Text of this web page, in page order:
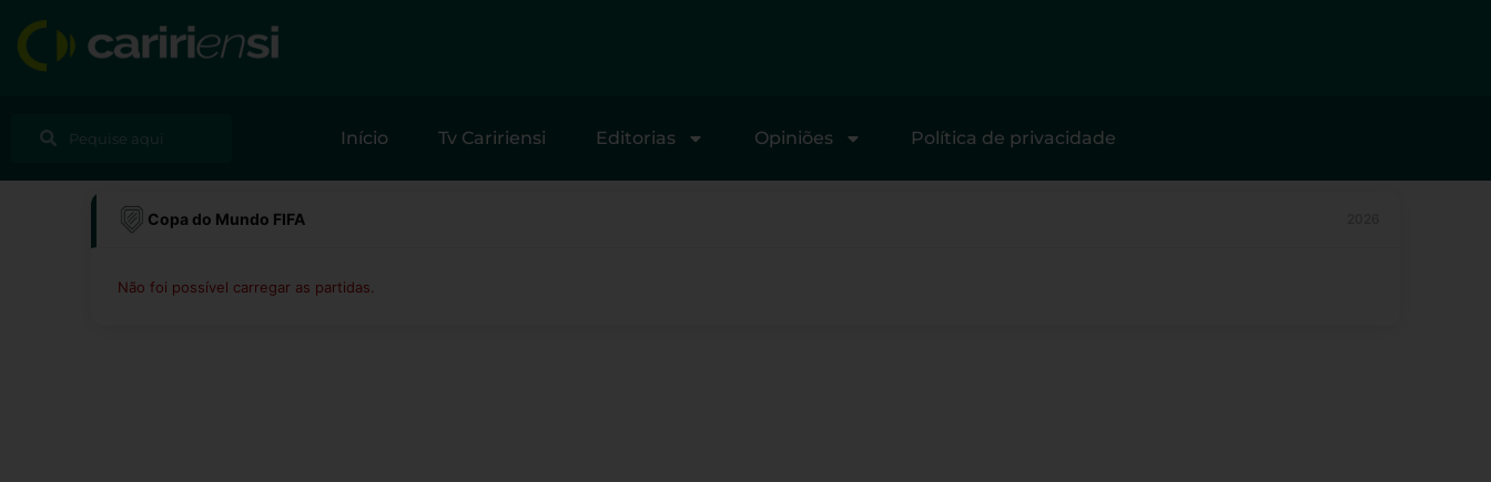
para
Pesquisar
Início Tv Caririensi Editorias Opiniões Política de privacidade
Copa do Mundo FIFA
Não foi possível carregar as partidas.